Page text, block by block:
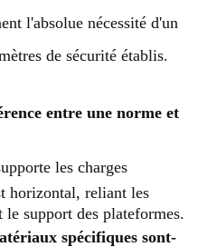
l'absolue nécessité d'un
de sécurité établis.
entre une norme et
les charges
horizontal, reliant les
support des plateformes.
spécifiques sont-